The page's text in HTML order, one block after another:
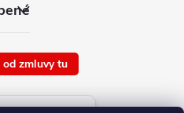
zmluvy tu